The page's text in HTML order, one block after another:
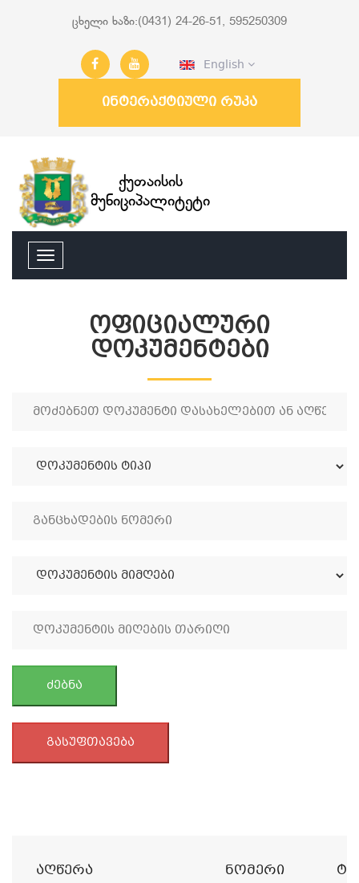
ცხელი ხაზი:(0431) 24-26-51, 595250309
English
ინტერაქტიული რუკა
ქუთაისის
მუნიციპალიტეტი
ოფიციალური
დოკუმენტები
ძებნა
გასუფთავება
Აღწერა Ნომერი